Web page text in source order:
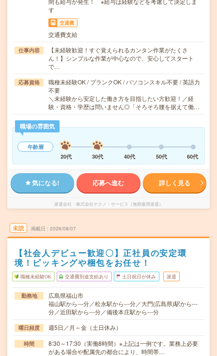
す
交通費
交通費支給
仕事内容
【未経験歓迎！すぐ覚えられるカンタン作業がたくさ
ん！】シンプルな作業が中心なので、安心してスタート
で…
応募資格
職種未経験OK / ブランクOK / パソコンスキル不要 / 英語力
不要
＼未経験から安定した働き方を目指したい方歓迎！／経
験・資格・学歴は問いません◎「そろそろ腰を据えて働…
職場の雰囲気
年齢層
20代
30代 40代 50代 60代
気になる! 応募へ進む 詳しく見る
派遣会社 株式会社テクノ・サービス（無期雇用派遣）
未読 掲載日 2026/08/07
【社会人デビュー歓迎〇】正社員の安定環
境！ピッキングや梱包をお任せ！
職種未経験OK 交通費別途支給あり 土日祝日が休み 派遣
勤務地
広島県福山市
福山駅から---分／松永駅から---分／大門(広島県)駅から---
分／近田駅から---分／備後本庄駅から---分
曜日頻度 週5日／月～金（土日休み）
時間
8:30～17:30（実働8時間）※上記は一例です。業務上必要
がある場合や配属先の都合により、時間帯…